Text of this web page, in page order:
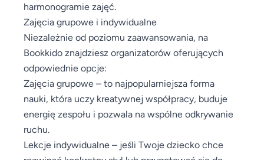
harmonogramie zajęć.
Zajęcia grupowe i indywidualne
Niezależnie od poziomu zaawansowania, na
Bookkido znajdziesz organizatorów oferujących
odpowiednie opcje:
Zajęcia grupowe – to najpopularniejsza forma
nauki, która uczy kreatywnej współpracy, buduje
energię zespołu i pozwala na wspólne odkrywanie
ruchu.
Lekcje indywidualne – jeśli Twoje dziecko chce